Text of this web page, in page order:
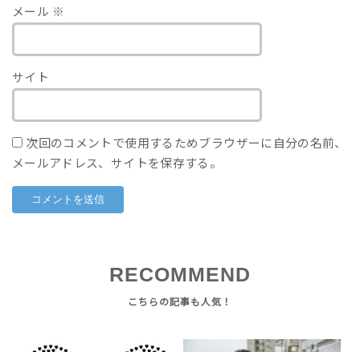
メール ※
サイト
次回のコメントで使用するためブラウザーに自分の名前、
メールアドレス、サイトを保存する。
RECOMMEND